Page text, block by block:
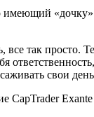
имеющий «дочку»
все так просто.
свои
CapTrader Exante